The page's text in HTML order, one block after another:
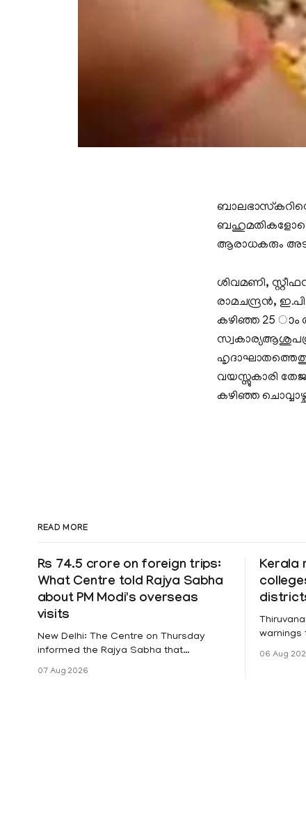
ആരാധകരും
ശിവമണി,
രാമചന്ദ്രന്‍,
കഴിഞ്ഞ 25 ാം
വയസ്സുകാരി
കഴിഞ്ഞ
READ MORE
Rs 74.5 crore on foreign trips:
What Centre told Rajya Sabha
about PM Modi's overseas
visits
New Delhi: The Centre on Thursday
informed the Rajya Sabha that
Modi's foreign visits has crossed ₹74.5
07 Aug 2026
Kerala
warnings
Friday
06 Aug